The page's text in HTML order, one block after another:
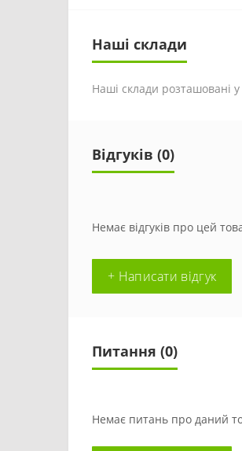
Наші склади
Наші склади розташовані у
Відгуків (0)
Немає відгуків про цей
+ Написати відгук
Питання (0)
Немає питань про даний